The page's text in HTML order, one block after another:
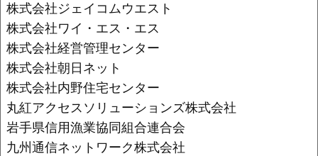
株式会社ジェイコムウエスト
株式会社ワイ・エス・エス
株式会社経営管理センター
株式会社朝日ネット
株式会社内野住宅センター
丸紅アクセスソリューションズ株式会社
岩手県信用漁業協同組合連合会
九州通信ネットワーク株式会社